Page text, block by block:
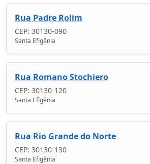
Rua Padre Rolim
CEP: 30130-090
Santa Efigênia
Rua Romano Stochiero
CEP: 30130-120
Santa Efigênia
Rua Rio Grande do Norte
CEP: 30130-130
Santa Efigênia